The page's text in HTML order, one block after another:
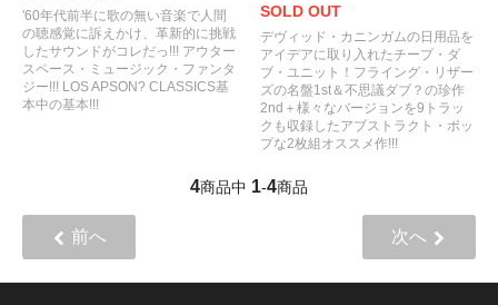
'60年代前半に歌の無い音楽で人間
の聴感覚に訴えかけ、革新的に挑戦
したサウンドがコレだっ!!! アウター
スペース・ミュージック・ファンタ
ジー!!! LOS APSON? CLASSICS基
本中の基本!!!
SOLD OUT
デヴィッド・カニンガムの日用品を
アイデアに取り入れたチープ・ダ
ブ・ユニット！フライング・リザー
ズの名盤1st＆不思議ダブ？の珍作
2nd＋様々なバージョンを9トラッ
クも収録したアブストラクト・ポッ
プな2枚組オススメ作!!!
4商品中 1-4商品
前へ 次へ